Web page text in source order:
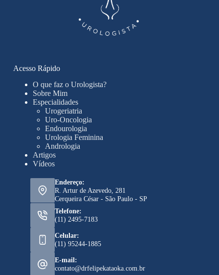
Acesso Rápido
O que faz o Urologista?
Sobre Mim
Especialidades
Urogeriatria
Uro-Oncologia
Endourologia
Urologia Feminina
Andrologia
Artigos
Vídeos
Endereço:
R. Artur de Azevedo, 281
Cerqueira César - São Paulo - SP
Telefone:
(11) 2495-7183
Celular:
(11) 95244-1885
E-mail:
contato@drfelipekataoka.com.br